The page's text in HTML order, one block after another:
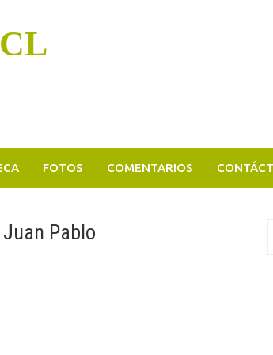
FOTOS COMENTARIOS
Pablo